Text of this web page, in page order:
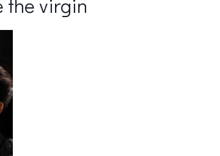
the virgin